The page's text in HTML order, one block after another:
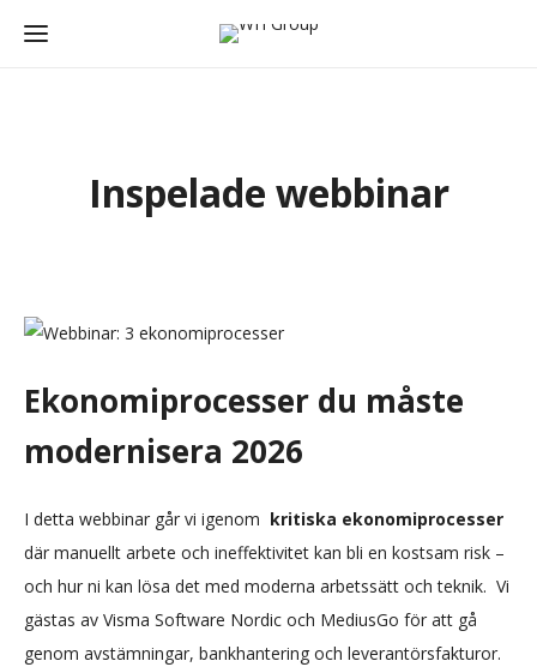
Inspelade webbinar
Ekonomiprocesser du måste
modernisera 2026
I detta webbinar går vi igenom kritiska ekonomiprocesser
där manuellt arbete och ineffektivitet kan bli en kostsam risk –
och hur ni kan lösa det med moderna arbetssätt och teknik. Vi
gästas av Visma Software Nordic och MediusGo för att gå
genom avstämningar, bankhantering och leverantörsfakturor.